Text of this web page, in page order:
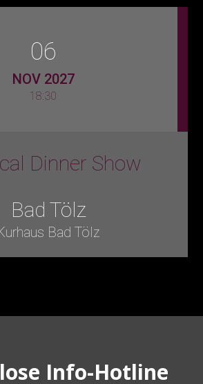
06
NOV 2027
18:30
Dinner Show
Bad Tölz
Bad Tölz
Info-Hotline